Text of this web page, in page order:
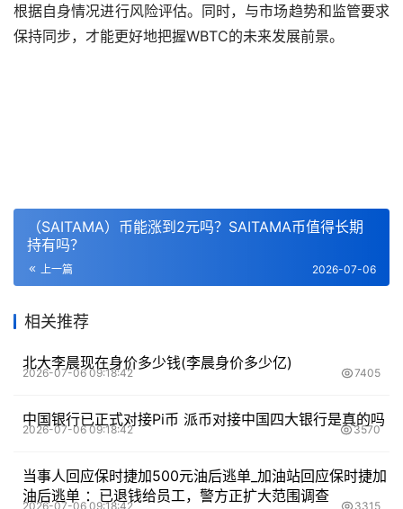
根据自身情况进行风险评估。同时，与市场趋势和监管要求
保持同步，才能更好地把握WBTC的未来发展前景。
（SAITAMA）币能涨到2元吗？SAITAMA币值得长期
持有吗？
上一篇 2026-07-06
相关推荐
北大李晨现在身价多少钱(李晨身价多少亿)
2026-07-06 09:18:42 7405
中国银行已正式对接Pi币 派币对接中国四大银行是真的吗
2026-07-06 09:18:42 3570
当事人回应保时捷加500元油后逃单_加油站回应保时捷加
油后逃单 ：已退钱给员工，警方正扩大范围调查
2026-07-06 09:18:42 3315